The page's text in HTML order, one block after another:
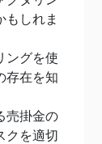
もしれま
ングを使
存在を知
売掛金の
クを適切